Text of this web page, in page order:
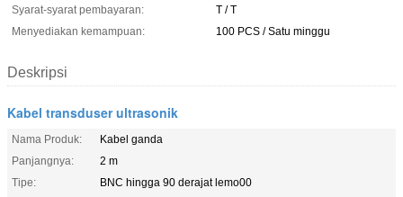
Syarat-syarat pembayaran:
T / T
Menyediakan kemampuan:
100 PCS / Satu minggu
Deskripsi
Kabel transduser ultrasonik
Nama Produk:
Kabel ganda
Panjangnya:
2 m
Tipe:
BNC hingga 90 derajat lemo00